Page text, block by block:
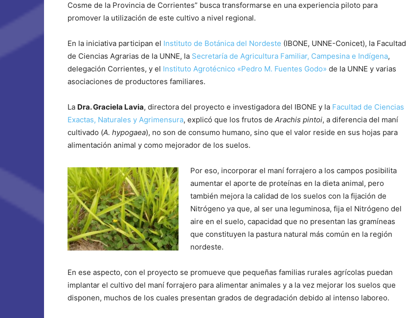
Cosme de la Provincia de Corrientes” busca transformarse en una experiencia piloto para
promover la utilización de este cultivo a nivel regional.
En la iniciativa participan el Instituto de Botánica del Nordeste (IBONE, UNNE-Conicet), la Facultad
de Ciencias Agrarias de la UNNE, la Secretaría de Agricultura Familiar, Campesina e Indígena,
delegación Corrientes, y el Instituto Agrotécnico «Pedro M. Fuentes Godo» de la UNNE y varias
asociaciones de productores familiares.
La Dra. Graciela Lavia, directora del proyecto e investigadora del IBONE y la Facultad de Ciencias
Exactas, Naturales y Agrimensura, explicó que los frutos de Arachis pintoi, a diferencia del maní
cultivado (A. hypogaea), no son de consumo humano, sino que el valor reside en sus hojas para
alimentación animal y como mejorador de los suelos.
Por eso, incorporar el maní forrajero a los campos posibilita
aumentar el aporte de proteínas en la dieta animal, pero
también mejora la calidad de los suelos con la fijación de
Nitrógeno ya que, al ser una leguminosa, fija el Nitrógeno del
aire en el suelo, capacidad que no presentan las gramíneas
que constituyen la pastura natural más común en la región
nordeste.
En ese aspecto, con el proyecto se promueve que pequeñas familias rurales agrícolas puedan
implantar el cultivo del maní forrajero para alimentar animales y a la vez mejorar los suelos que
disponen, muchos de los cuales presentan grados de degradación debido al intenso laboreo.